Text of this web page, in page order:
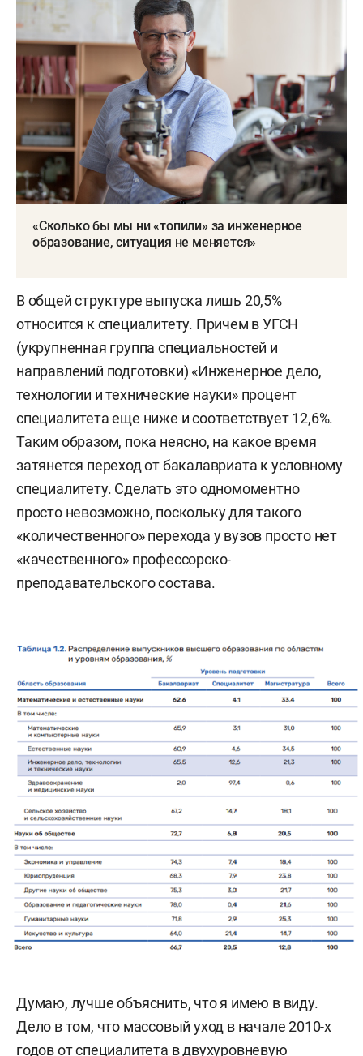
«Сколько бы мы ни «топили» за инженерное
образование, ситуация не меняется»
В общей структуре выпуска лишь 20,5%
относится к специалитету. Причем в УГСН
(укрупненная группа специальностей и
направлений подготовки) «Инженерное дело,
технологии и технические науки» процент
специалитета еще ниже и соответствует 12,6%.
Таким образом, пока неясно, на какое время
затянется переход от бакалавриата к условному
специалитету. Сделать это одномоментно
просто невозможно, поскольку для такого
«количественного» перехода у вузов просто нет
«качественного» профессорско-
преподавательского состава.
Думаю, лучше объяснить, что я имею в виду.
Дело в том, что массовый уход в начале 2010-х
годов от специалитета в двухуровневую